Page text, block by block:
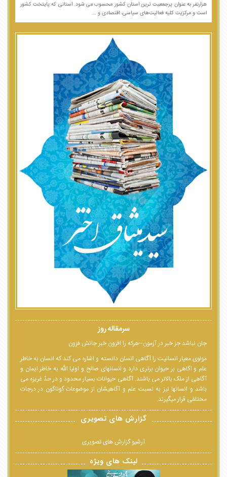
هزارنفر به عنوان پرجمعیت ترین استان کشور محسوب می شود. استانی که پایتخت کشور
است و مرکزیت کلیه فعالیت‌های سیاسی، اقتصادی و ...
سرمقاله روز
جان نباشد جز خبر در آزمون--هرکه را افزون خبر جانش فزون
مولوی معیار انسانیت را آگاهی انسان دانسته و اشاره می کند که انسان به خاطر
علم و اگاهی بر حیوان برتری دارد و انسانهای صالح و اولیا الله به خاطر ایمان و
آگاهی از ملک بالاتر می باشند. آگاهی حیوانات بسیار محدود و در حدّ غریزه می
باشد و انسانها نیز به نسبت علم و آگاهیشان از موضوعات گوناگون در درجات
مختلفی قرار میگیرند.
گزارش های تصویری
آرشیو گزارش های تصویری
لینک های ویژه